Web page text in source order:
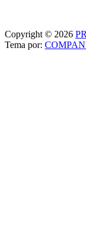
Copyright © 2026
Tema por: